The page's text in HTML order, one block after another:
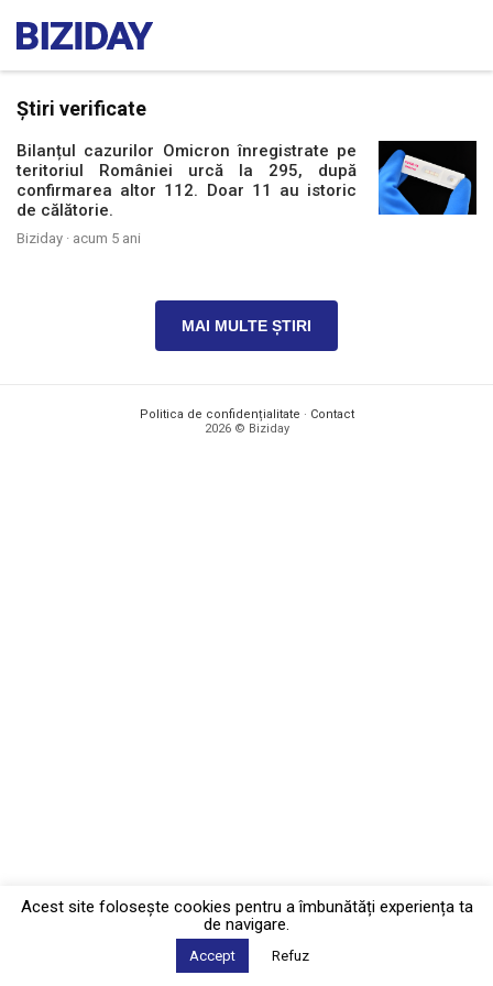
Știri verificate
Bilanțul cazurilor Omicron înregistrate pe
teritoriul României urcă la 295, după
confirmarea altor 112. Doar 11 au istoric
de călătorie.
Biziday · acum 5 ani
MAI MULTE ȘTIRI
Politica de confidențialitate · Contact
2026 © Biziday
Acest site foloseşte cookies pentru a îmbunătăți experiența ta
de navigare.
Accept Refuz